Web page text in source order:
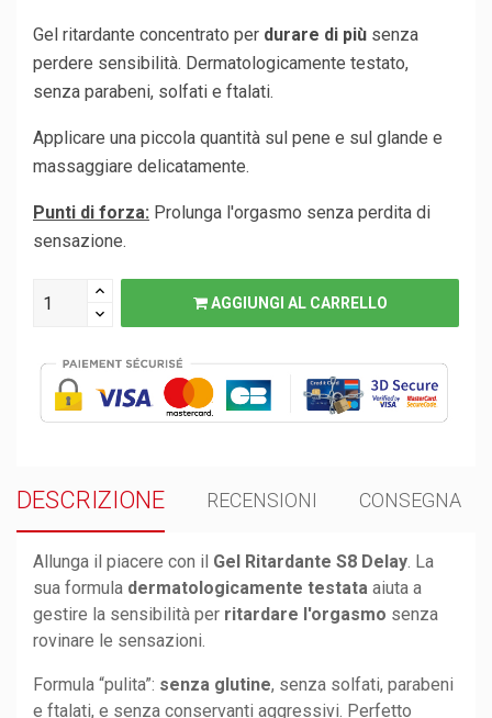
Gel ritardante concentrato per durare di più senza
perdere sensibilità. Dermatologicamente testato,
senza parabeni, solfati e ftalati.
Applicare una piccola quantità sul pene e sul glande e
massaggiare delicatamente.
Punti di forza: Prolunga l'orgasmo senza perdita di
sensazione.
AGGIUNGI AL CARRELLO
DESCRIZIONE RECENSIONI CONSEGNA
Allunga il piacere con il Gel Ritardante S8 Delay. La
sua formula dermatologicamente testata aiuta a
gestire la sensibilità per ritardare l'orgasmo senza
rovinare le sensazioni.
Formula “pulita”: senza glutine, senza solfati, parabeni
e ftalati, e senza conservanti aggressivi. Perfetto